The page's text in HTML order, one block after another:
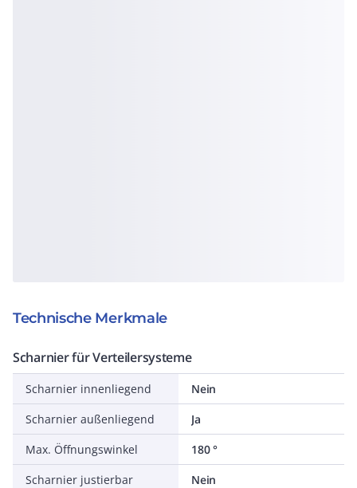
Technische Merkmale
Scharnier für Verteilersysteme
Scharnier innenliegend
Nein
Scharnier außenliegend
Ja
Max. Öffnungswinkel
180 °
Scharnier justierbar
Nein